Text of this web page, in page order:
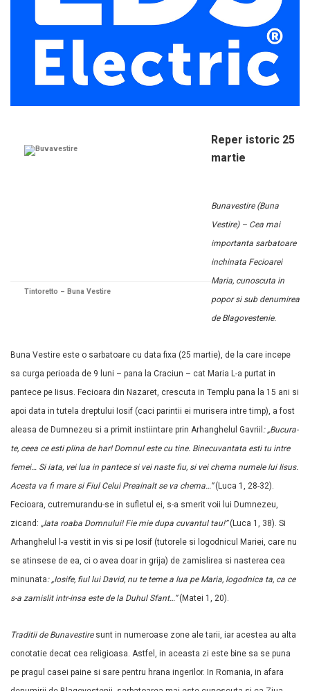
Tintoretto – Buna Vestire
Reper istoric 25
martie
Bunavestire (Buna
Vestire) – Cea mai
importanta sarbatoare
inchinata Fecioarei
Maria, cunoscuta in
popor si sub denumirea
de Blagovestenie.
Buna Vestire este o sarbatoare cu data fixa (25 martie), de la care incepe
sa curga perioada de 9 luni – pana la Craciun – cat Maria L-a purtat in
pantece pe Iisus. Fecioara din Nazaret, crescuta in Templu pana la 15 ani si
apoi data in tutela dreptului Iosif (caci parintii ei murisera intre timp), a fost
aleasa de Dumnezeu si a primit instiintare prin Arhanghelul Gavriil : „Bucura-
te, ceea ce esti plina de har! Domnul este cu tine. Binecuvantata esti tu intre
femei… Si iata, vei lua in pantece si vei naste fiu, si vei chema numele lui Iisus.
Acesta va fi mare si Fiul Celui Preainalt se va chema…”(Luca 1, 28-32).
Fecioara, cutremurandu-se in sufletul ei, s-a smerit voii lui Dumnezeu,
zicand: „Iata roaba Domnului! Fie mie dupa cuvantul tau!”(Luca 1, 38). Si
Arhanghelul l-a vestit in vis si pe Iosif (tutorele si logodnicul Mariei, care nu
se atinsese de ea, ci o avea doar in grija) de zamislirea si nasterea cea
minunata: „Iosife, fiul lui David, nu te teme a lua pe Maria, logodnica ta, ca ce
s-a zamislit intr-insa este de la Duhul Sfant…”(Matei 1, 20).
Traditii de Bunavestiresunt in numeroase zone ale tarii, iar acestea au alta
conotatie decat cea religioasa. Astfel, in aceasta zi este bine sa se puna
pe pragul casei paine si sare pentru hrana ingerilor. In Romania, in afara